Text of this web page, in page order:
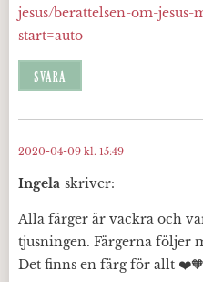
jesus/berattelsen-om-
start=auto
SVARA
Ingela skriver:
2020-04-09 kl. 15:49
Alla färger är vackra och
tjusningen. Färgerna följer
Det finns en färg för allt